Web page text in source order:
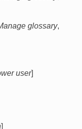
glossary,
user]
]